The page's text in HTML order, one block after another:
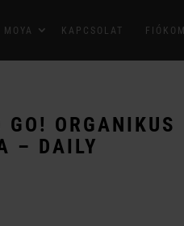
MOYA KAPCSOLAT FIÓKOM
ORGANIKUS
– DAILY